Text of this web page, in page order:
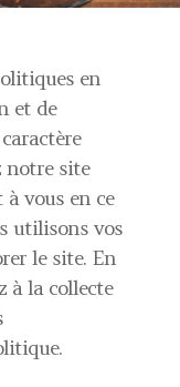
en
et de
notre site
vous en ce
utilisons vos
le site. En
à la collecte